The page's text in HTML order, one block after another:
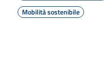
Mobilità sostenibile